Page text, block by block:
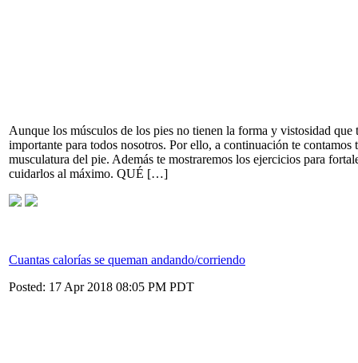
Aunque los músculos de los pies no tienen la forma y vistosidad que
importante para todos nosotros. Por ello, a continuación te contamos
musculatura del pie. Además te mostraremos los ejercicios para
cuidarlos al máximo. QUÉ […]
Cuantas calorías se queman andando/corriendo
Posted: 17 Apr 2018 08:05 PM PDT